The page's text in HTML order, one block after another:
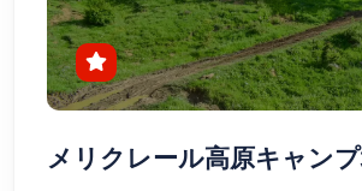
メリクレール高原キャン